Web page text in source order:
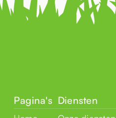
Pagina's Diensten